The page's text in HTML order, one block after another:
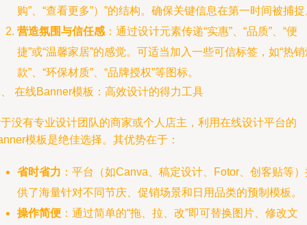
购”、“查看更多”）”的结构。确保关键信息在第一时间被捕
营造氛围与信任感 ：通过设计元素传递“实惠”、“品质”、“便
捷”或“温馨家居”的感觉。可适当加入一些可信标签，如“热
款”、“环保材质”、“品牌授权”等图标。
在线Banner模板：高效设计的得力工具
没有专业设计团队的商家或个人店主，利用在线设计平台的
模板是绝佳选择。其优势在于：
省时省力 ：平台（如Canva、稿定设计、Fotor、创客贴等
供了海量针对不同节庆、促销场景和日用品类的预制模板。
操作简便 ：通过简单的“拖、拉、改”即可替换图片、修改文